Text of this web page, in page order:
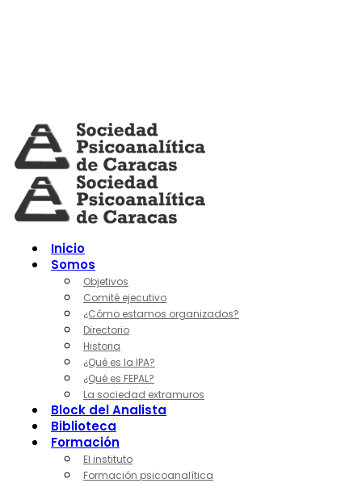
Inicio
Somos
Objetivos
Comité ejecutivo
¿Cómo estamos organizados?
Directorio
Historia
¿Qué es la IPA?
¿Qué es FEPAL?
La sociedad extramuros
Block del Analista
Biblioteca
Formación
El instituto
Formación psicoanalítica